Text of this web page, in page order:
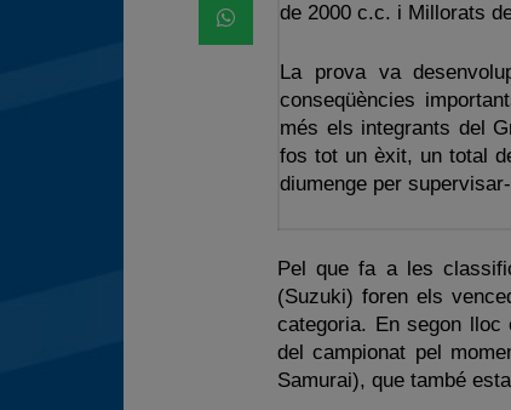
de 2000 c.c. i Millorats
La prova va
conseqüències
més els integrants del
fos tot un èxit, un total
diumenge per
Pel que fa a les
(Suzuki) foren els
categoria. En segon
del campionat pel
Samurai), que també